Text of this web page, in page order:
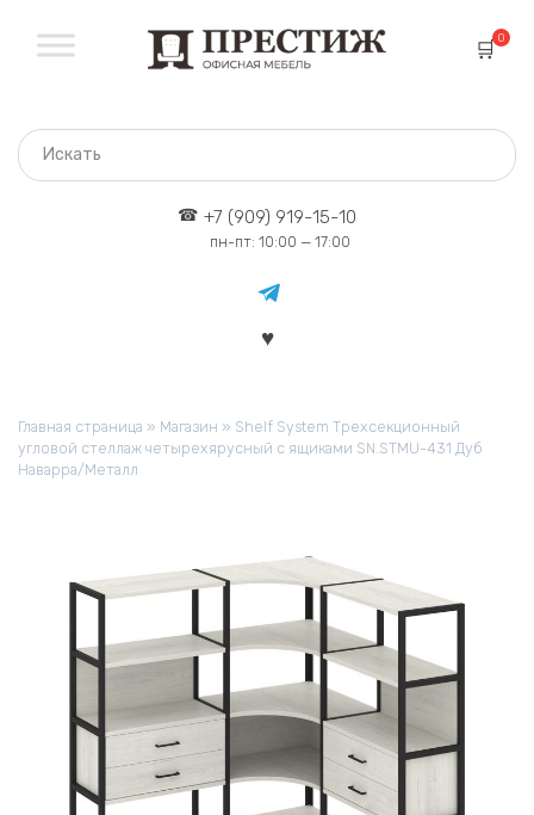
содержанию
0
+7 (909) 919-15-10
пн-пт: 10:00 — 17:00
Главная страница » Магазин » Shelf System Трехсекционный
угловой стеллаж четырехярусный с ящиками SN.STMU-431 Дуб
Наварра/Металл